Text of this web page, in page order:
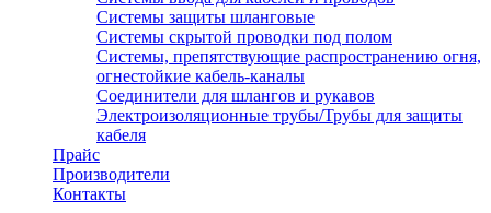
Системы защиты шланговые
Системы скрытой проводки под полом
Системы, препятствующие распространению огня,
огнестойкие кабель-каналы
Соединители для шлангов и рукавов
Электроизоляционные трубы/Трубы для защиты
кабеля
Прайс
Производители
Контакты